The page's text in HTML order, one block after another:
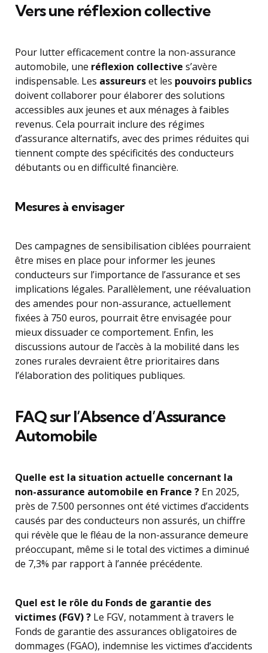
Vers une réflexion collective
Pour lutter efficacement contre la non-assurance
automobile, une réflexion collective s’avère
indispensable. Les assureurset les pouvoirs publics
doivent collaborer pour élaborer des solutions
accessibles aux jeunes et aux ménages à faibles
revenus. Cela pourrait inclure des régimes
d’assurance alternatifs, avec des primes réduites qui
tiennent compte des spécificités des conducteurs
débutants ou en difficulté financière.
Mesures à envisager
Des campagnes de sensibilisation ciblées pourraient
être mises en place pour informer les jeunes
conducteurs sur l’importance de l’assurance et ses
implications légales. Parallèlement, une réévaluation
des amendes pour non-assurance, actuellement
fixées à 750 euros, pourrait être envisagée pour
mieux dissuader ce comportement. Enfin, les
discussions autour de l’accès à la mobilité dans les
zones rurales devraient être prioritaires dans
l’élaboration des politiques publiques.
FAQ sur l’Absence d’Assurance
Automobile
Quelle est la situation actuelle concernant la
non-assurance automobile en France ? En 2025,
près de 7.500 personnes ont été victimes d’accidents
causés par des conducteurs non assurés, un chiffre
qui révèle que le fléau de la non-assurance demeure
préoccupant, même si le total des victimes a diminué
de 7,3% par rapport à l’année précédente.
Quel est le rôle du Fonds de garantie des
victimes (FGV) ? Le FGV, notamment à travers le
Fonds de garantie des assurances obligatoires de
dommages (FGAO), indemnise les victimes d’accidents